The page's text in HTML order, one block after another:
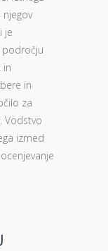
njegov
je
področju
in
in
za
Vodstvo
izmed